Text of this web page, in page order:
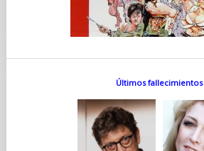
Últimos fallecimientos